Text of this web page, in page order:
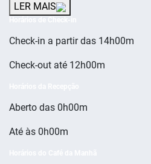
LER MAIS
Check-in a partir das 14h00m
Check-out até 12h00m
Aberto das 0h00m
Até às 0h00m